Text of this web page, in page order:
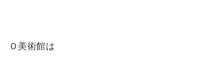
Ｏ美術館は